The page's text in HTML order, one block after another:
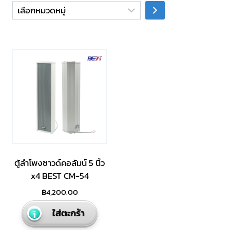
เลือก
หมวด
ตู้ลำโพงซาวด์คอลัมน์ 5 นิ้ว
x4 BEST CM-54
฿4,200.00
ใส่ตะกร้า